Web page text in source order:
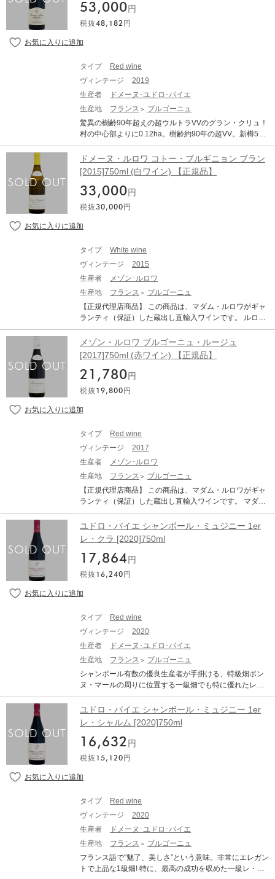
53,000 円
税抜48,182 円
タイプ
Red wine
ヴィンテージ
2019
生産者
ドメーヌ･ユドロ･バイエ
生産地
フランス
ブルゴーニュ
驚異の樹齢90年超えの超ウルトラVVのグラン・クリュ！
村の中心部よりに0.12ha。樹齢約90年の超VV。新樽5
0%。1回使用樽50%で16ヶ月間熟成。生産量は2樽（600
本）のみ。 ■テクニカル情報■ 栽培：実質ビオロジックの
極めて厳格なリュット・レゾネ栽培。化学肥料、除草
剤、殺虫剤、防腐剤は一切使用しない 醸造：除梗10
0%。天然酵母のみで発酵。赤は12～16ヶ月間、白は10
～12ヶ月間樽熟成。澱引きはビン詰め前に1回のみ。赤
は清澄後、ノンフィルターでビン詰め Domaine Hudelot
Baillet Bonnes Mares Grand Cru ドメーヌ・ユドロ・バ
ブルゴーニュ コート・ド・ニュイ シャンボール・ミュジ
ニー 原産地呼称：AOC. BONNES MARES ぶどう品種：
ピノ・ノワール 100% 味わい：赤ワイン 辛口 ミディアム
ボディ VINOUS：94-96 ポイント Neal Martin. Tasting da
te: October 2020 Drinking window: 2025 - 2050 The 201
(one new barrel and one used). It has an intense bouque
t of blackberry, briar, blueberry and violet aromas, very tig
ate is medium-bodied with very supple tannins, layers of
creamy dark fruit and a touch of licorice toward the persis
ドメーヌ・ルロワ コトー・ブルギニョン ブラン
[2015]750ml (白ワイン) 【正規品】
33,000 円
税抜30,000 円
タイプ
White wine
ヴィンテージ
2015
生産者
メゾン･ルロワ
生産地
フランス
ブルゴーニュ
【正規代理店商品】 この商品は、マダム・ルロワがギャ
ランティ（保証）した蔵出し直輸入ワインです。 ルロワ
社が生産の全てを手掛ける、圧倒的に数が少なく貴重な
ドメーヌ・ルロワのワイン！ 1868年、フランス中部のオ
クセー・デュレス村に創設されて以来、数あるブルゴー
ニュのワイン生産者のなかでもトップブランドと称され
ている名門ワイナリー「ルロワ」社。現当主であり天才
醸造家でもあるマダム・ラルー・ビーズ・ルロワが、約1
40年以上の歴史と伝統を受け継ぎ、ブルゴーニュ最上の
ワインだけを選び続けることによりルロワの地位を絶対
ン」 は、比較的自由なくくりの中でブルゴーニュワイン
の素晴らしさを表現するポジティブな位置づけのアペラ
シオンです。ふくよかな果実味としなやかな酸、豊かな
ミネラル感が魅力。心地よく長い余韻をお愉しみいただ
けます。 ■AOCコトー・ブルギニョン（Coteaux Bourgui
究所)が認定し、2011年ヴィンテージから適用されていま
す。北からシャブリ&グラン・オーセロワ、コート・ド・
マコネ、ボージョレーの6つのワイン生産地域いずれのブ
ドウも使用することができます。 赤はガメイ、ピノ・ノ
ドネ、ミュスカデ、ピノ・ブラン、ピノ・グリの品種の
使用が可能で、その比率は決まっていません。各造り手
んな味わいを楽しめるアペラシオンです。 Domaine Ler
ー・ブルギニョン ブラン 生産地：フランス ブルゴーニ
ュ 原産地呼称：AOC. COTEAUX BOURGUIGNONS ぶど
メゾン・ルロワ ブルゴーニュ・ルージュ
[2017]750ml (赤ワイン) 【正規品】
21,780 円
税抜 19,800 円
タイプ
Red wine
ヴィンテージ
2017
生産者
メゾン･ルロワ
生産地
フランス
ブルゴーニュ
【正規代理店商品】 この商品は、マダム・ルロワがギャ
ランティ（保証）した蔵出し直輸入ワインです。 マダム
が“名刺代わり”と言うブルゴーニュは、ルロワらしい充実
した果実味の正統派ピノ・ノワール。 1868年、フランス
中部のオクセー・デュレス村に創設されて以来、数ある
ブルゴーニュのワイン生産者のなかでもトップブランド
と称されている名門ワイナリー「ルロワ」社。現当主で
あり天才醸造家でもあるマダム・ラルー・ビーズ・ルロ
ワが、約140年以上の歴史と伝統を受け継ぎ、ブルゴー
ニュ最上のワインだけを選び続けることによりルロワの
テイスティング能力をもつマダム・ルロワが厳選し買い
付けたコレクションを、自社で熟成させ、出荷している
ワインです。飲みごろを迎えるまでルロワ社のセラーで
熟成させることで、深い味わいのトラディショナルなス
タイルのワインとなります。 「ブルゴーニュ・ルージ
ワール。ACブルゴーニュはもちろんのこと、他の造り手
のプルミエ・クラスにも十分匹敵する完成度は、 ACブル
Leroy Bourgogne Rouge メゾン・ルロワ ブルゴーニ
ュ・ルージュ 生産地：フランス ブルゴーニュ 原産地呼
00% 味わい：赤ワイン 辛口 ミディアムボディ
ユドロ・バイエ シャンボール・ミュジニー 1er
レ・クラ [2020]750ml
17,864 円
税抜 16,240 円
タイプ
Red wine
ヴィンテージ
2020
生産者
ドメーヌ･ユドロ･バイエ
生産地
フランス
ブルゴーニュ
シャンボール有数の優良生産者が手掛ける、特級畑ボン
ヌ・マールの周りに位置する一級畑でも特に優れたレ・
クラ。 1981年の設立以来ネゴシアンへの販売がほとんど
だったこのドメーヌが、本格的に自社ビン詰めを開始し
たのは1998年。フランス空軍のメカニックだったドミニ
ク・ル・グエンが娘婿としてドメーヌに参画してからで
す。醸造学校を修了した後、義父の5代目ベルナール・ユ
ドロから栽培と醸造の理論と実際を学び、2004年に独り
立ちしました。 以降彼は、毎年のヴィンテージの特徴の
差を上回るペースで、ワインの品質を向上させ続けてき
実践し続けている、実質ビオロジックの古樹畑。刷新を
重ねた醸造設備。そしてドミニク自身の丁寧な仕事ぶり
と磨き上げた職人の技。それらすべてが一体となって、
近年の彼の作品は、真に偉大なヴィニュロンの作品のみ
に見られる、ひとつ上の次元に到達したように思われま
央部に0.37haを所有。平均樹齢約35年。新樽30%、1回
使用樽70%で16ヶ月間熟成。尚、今日、レ・クラの所有
ユドロ・バイエ シャンボール・ミュジニー 1er
レ・シャルム [2020]750ml
16,632 円
税抜 15,120 円
タイプ
Red wine
ヴィンテージ
2020
生産者
ドメーヌ･ユドロ･バイエ
生産地
フランス
ブルゴーニュ
フランス語で″魅了、美しさ”という意味。非常にエレガン
トで上品な1級畑! 特に、最高の成功を収めた一級レ・シ